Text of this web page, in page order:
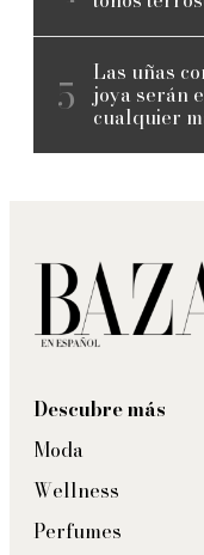
Las uñas
joya serán
cualquier
Descubre más
Moda
Wellness
Perfumes